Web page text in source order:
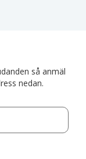
så anmäl
nedan.